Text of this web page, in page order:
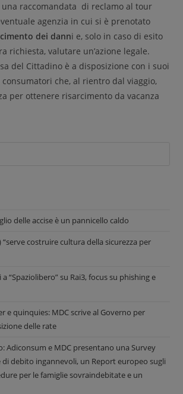
raccomandata di reclamo al tour
agenzia in cui si è prenotato
dei danni e, solo in caso di esito
richiesta, valutare un’azione legale.
del Cittadino è a disposizione con i suoi
che, al rientro dal viaggio,
per ottenere risarcimento da vacanza
delle accise è un pannicello caldo
“serve costruire cultura della sicurezza per
“Spaziolibero” su Rai3, focus su phishing e
e quinquies: MDC scrive al Governo per
delle rate
Adiconsum e MDC presentano una Survey
di debito ingannevoli, un Report europeo sugli
per le famiglie sovraindebitate e un